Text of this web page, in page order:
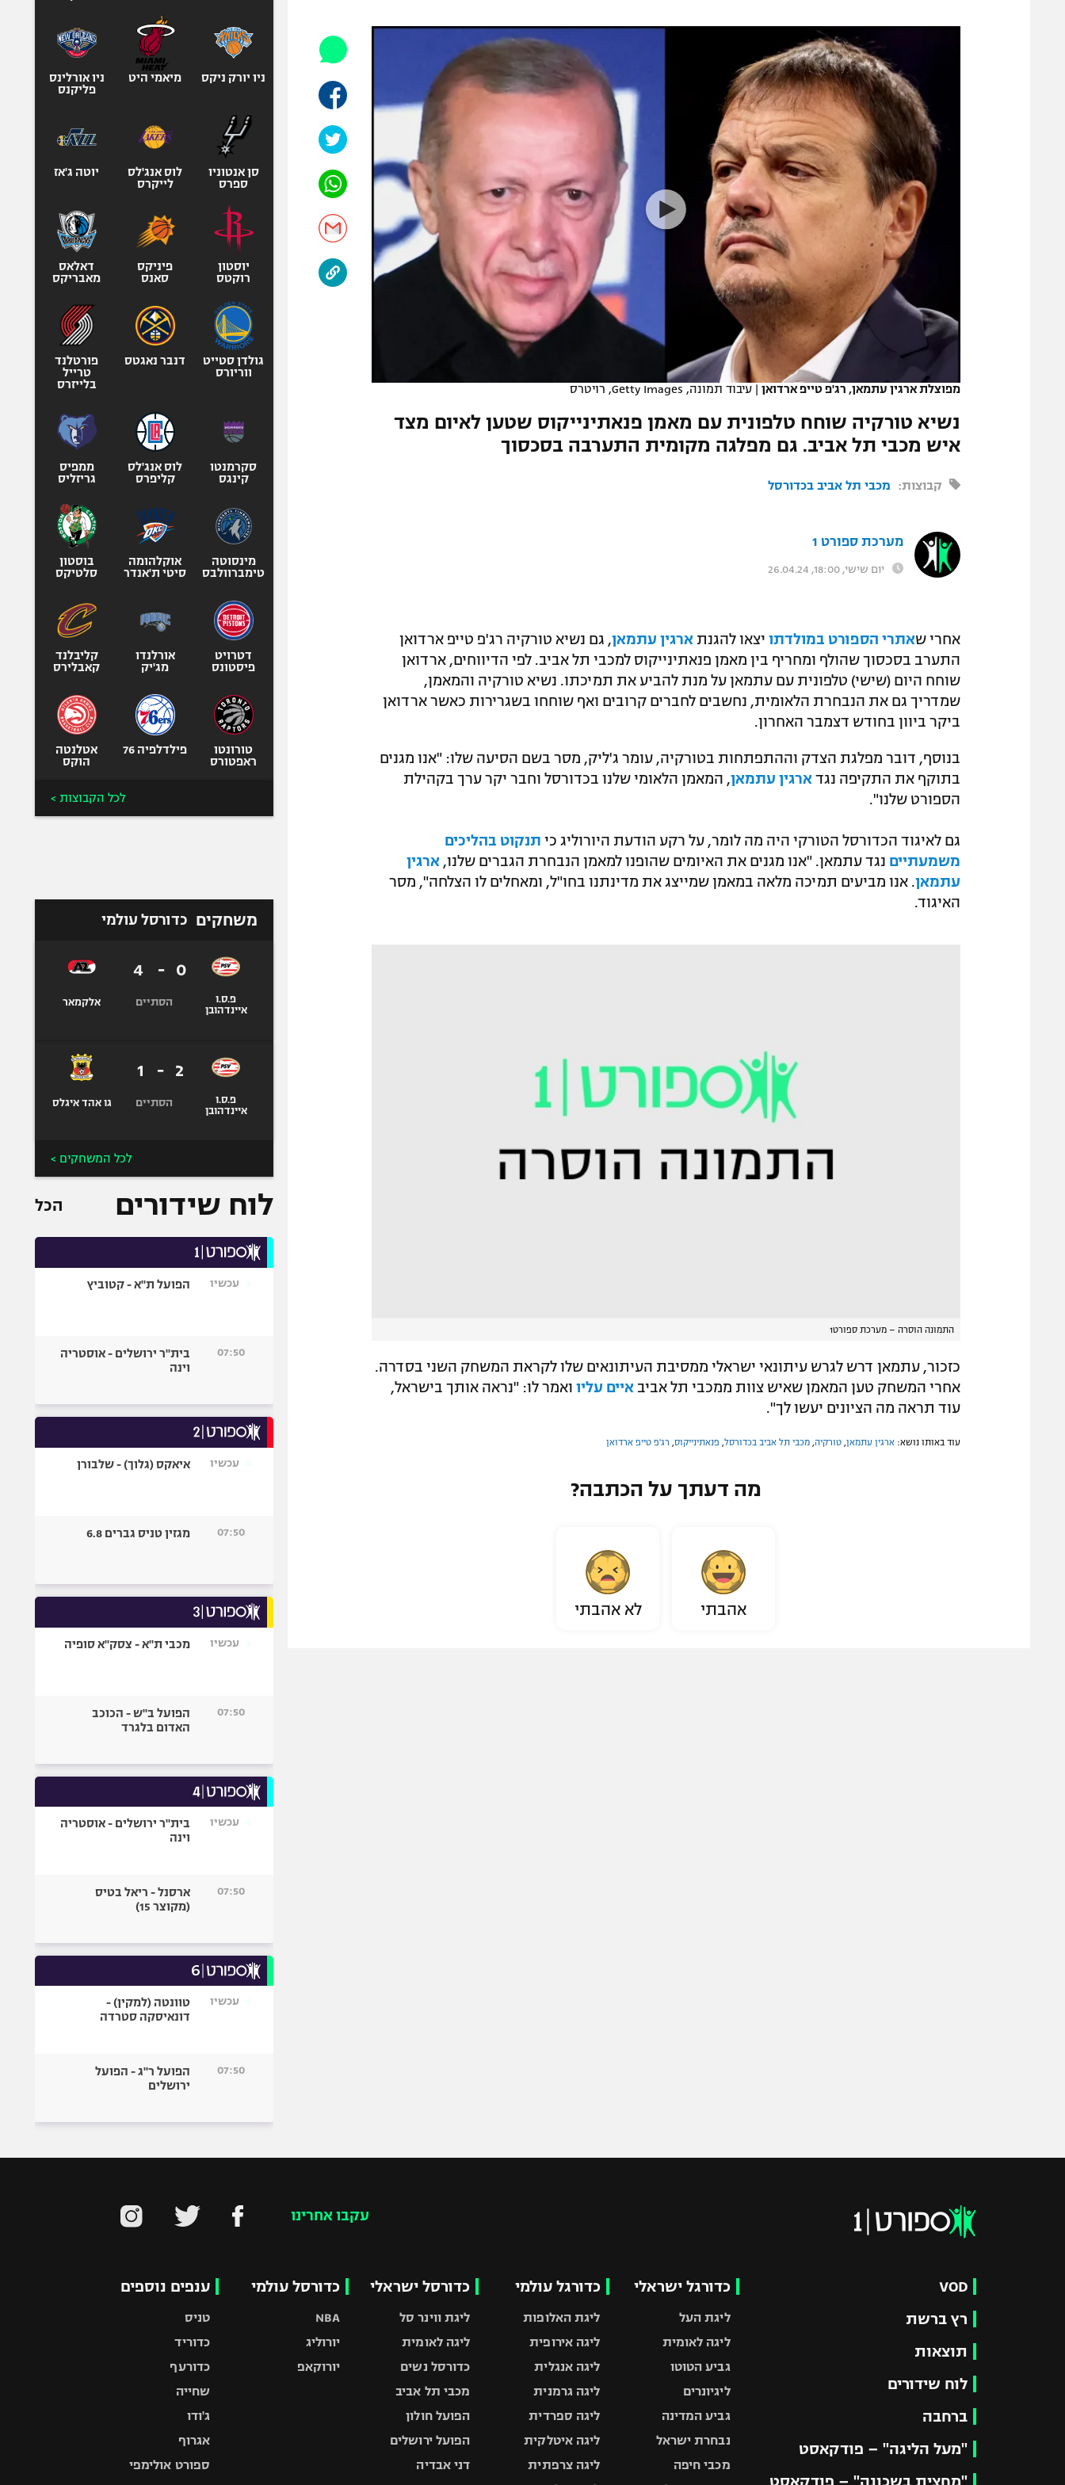
תקנון משתתפים וזוכים בפרסים
תקנון עבור פעילות אלקטרה
תקנון עבור פעילות ספורט 1 – "מרלן"
תנאי שימוש
מדיניות פרטיות
תקנון פעילות ספורט 1
רשיון להקרנה פומבית לבית עסק
הצטרפות לחבילת הערוצים
לוח דרושים – ג'ובנט
הפועל תל אביב
הפועל באר שבע
מכבי נתניה
בני יהודה
ליגה סינית
ליגה ברזילאית
ליגות נוספות
אופניים
ספורט מוטורי
כדורמים
בייסבול MLB
ספורט אתגרי
אומנויות לחימה
מפוצלת ארגין עתמאן, רג'פ טייפ ארדואן | עיבוד תמונה, Getty Images, רויטרס
נשיא טורקיה שוחח טלפונית עם מאמן פנאתינייקוס שטען לאיום מצד
איש מכבי תל אביב. גם מפלגה מקומית התערבה בסכסוך
קבוצות: מכבי תל אביב בכדורסל
מערכת ספורט 1
יום שישי, 18:00, 26.04.24
אחרי שאתרי הספורט במולדתו יצאו להגנת ארגין עתמאן, גם נשיא טורקיה רג'פ טייפ ארדואן
התערב בסכסוך שהולף ומחריף בין מאמן פנאתינייקוס למכבי תל אביב. לפי הדיווחים, ארדואן
שוחח היום (שישי) טלפונית עם עתמאן על מנת להביע את תמיכתו. נשיא טורקיה והמאמן,
שמדריך גם את הנבחרת הלאומית, נחשבים לחברים קרובים ואף שוחחו בשגרירות כאשר ארדואן
ביקר ביוון בחודש דצמבר האחרון.
בנוסף, דובר מפלגת הצדק וההתפתחות בטורקיה, עומר ג'ליק, מסר בשם הסיעה שלו: "אנו מגנים
בתוקף את התקיפה נגד ארגין עתמאן, המאמן הלאומי שלנו בכדורסל וחבר יקר ערך בקהילת
הספורט שלנו".
גם לאיגוד הכדורסל הטורקי היה מה לומר, על רקע הודעת היורוליג כי תנקוט בהליכים
משמעתיים נגד עתמאן. "אנו מגנים את האיומים שהופנו למאמן הנבחרת הגברים שלנו, ארגין
עתמאן. אנו מביעים תמיכה מלאה במאמן שמייצג את מדינתנו בחו"ל, ומאחלים לו הצלחה", מסר
האיגוד.
התמונה הוסרה – מערכת ספורט1
כזכור, עתמאן דרש לגרש עיתונאי ישראלי ממסיבת העיתונאים שלו לקראת המשחק השני בסדרה.
אחרי המשחק טען המאמן שאיש צוות ממכבי תל אביב איים עליו ואמר לו: "נראה אותך בישראל,
עוד תראה מה הציונים יעשו לך".
עוד באותו נושא: ארגין עתמאן, טורקיה, מכבי תל אביב בכדורסל, פנאתינייקוס, רג'פ טייפ ארדואן
מה דעתך על הכתבה?
אהבתי לא אהבתי
ניו יורק ניקס מיאמי היט
ניו אורלינס
פליקנס
סן אנטוניו
ספרס
לוס אנג'לס
לייקרס
יוטה ג'אז
יוסטון
רוקטס
פיניקס
סאנס
דאלאס
מאבריקס
גולדן סטייט
ווריורס
דנבר נאגטס
פורטלנד
טרייל
בלייזרס
סקרמנטו
קינגס
לוס אנג'לס
קליפרס
ממפיס
גריזליס
מינסוטה
טימברוולבס
אוקלהומה
סיטי ת'אנדר
בוסטון
סלטיקס
דטרויט
פיסטונס
אורלנדו
מג'יק
קליבלנד
קאבלירס
טורונטו
ראפטורס
פילדלפיה 76
אטלנטה
הוקס
לכל הקבוצות >
משחקים כדורסל עולמי
פ.ס.ו
איינדהובן
0
-
4
הסתיים אלקמאר
פ.ס.ו
איינדהובן
2
-
1
הסתיים גו אהד איגלס
לכל המשחקים >
לוח שידורים הכל
עכשיו הפועל ת"א - קטוביץ
07:50
בית"ר ירושלים - אוסטריה
וינה
עכשיו איאקס (גלוך) - שלבורן
07:50 מגזין טניס גברים 6.8
עכשיו מכבי ת"א - צסק"א סופיה
07:50
הפועל ב"ש - הכוכב
האדום בלגרד
עכשיו
בית"ר ירושלים - אוסטריה
וינה
07:50
ארסנל - ריאל בטיס
(מקוצר 15)
עכשיו
טוונטה (למקין) -
דונאיסקה סטרדה
07:50
הפועל ר"ג - הפועל
ירושלים
עקבו אחרינו
VOD
רץ ברשת
תוצאות
לוח שידורים
ברחבה
"מעל הליגה" – פודקאסט
"מחצית בשכונה" – פודקאסט
כדורגל ישראלי
ליגת העל
ליגה לאומית
גביע הטוטו
ליגיונרים
גביע המדינה
נבחרת ישראל
מכבי חיפה
כדורגל עולמי
ליגת האלופות
ליגה אירופית
ליגה אנגלית
ליגה גרמנית
ליגה ספרדית
ליגה איטלקית
ליגה צרפתית
כדורסל ישראלי
ליגת ווינר סל
ליגה לאומית
כדורסל נשים
מכבי תל אביב
הפועל חולון
הפועל ירושלים
דני אבדיה
כדורסל עולמי
NBA
יורוליג
יורוקאפ
ענפים נוספים
טניס
כדוריד
כדורעף
שחייה
ג'ודו
אגרוף
ספורט אולימפי